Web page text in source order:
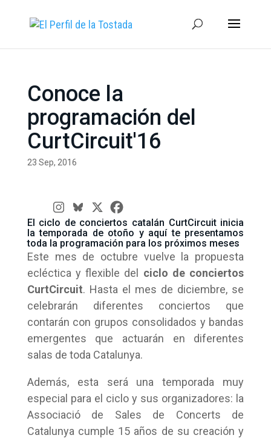
Conoce la
programación del
CurtCircuit'16
23 Sep, 2016
El ciclo de conciertos catalán CurtCircuit inicia
la temporada de otoño y aquí te presentamos
toda la programación para los próximos meses
Este mes de octubre vuelve la propuesta
ecléctica y flexible del ciclo de conciertos
CurtCircuit. Hasta el mes de diciembre, se
celebrarán diferentes conciertos que
contarán con grupos consolidados y bandas
emergentes que actuarán en diferentes
salas de toda Catalunya.
Además, esta será una temporada muy
especial para el ciclo y sus organizadores: la
Associació de Sales de Concerts de
Catalunya cumple 15 años de su creación y